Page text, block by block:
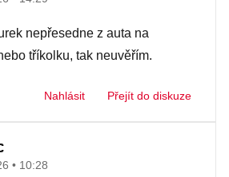
nepřesedne z auta na
tříkolku, tak neuvěřím.
Nahlásit Přejít do diskuze
• 10:28